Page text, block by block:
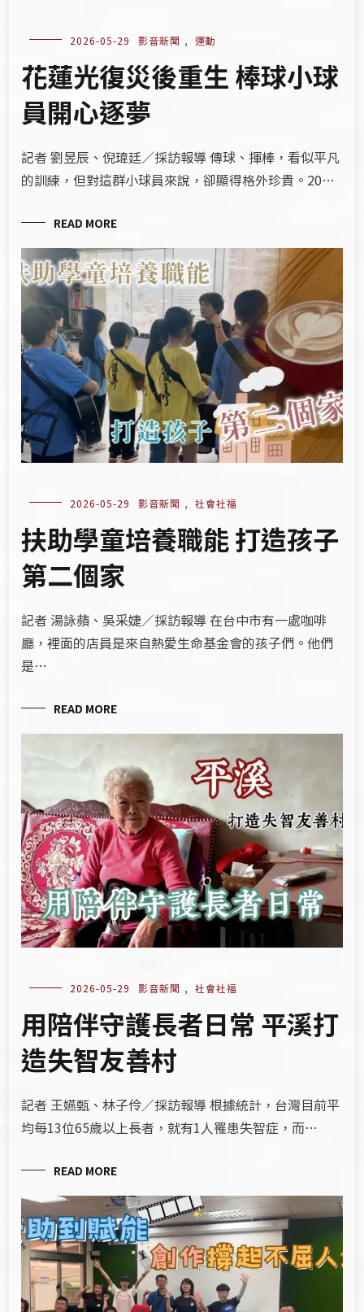
2026-05-29 影音新聞 , 運動
花蓮光復災後重生 棒球小球
員開心逐夢
記者 劉昱辰、倪瑋廷／採訪報導 傳球、揮棒，看似平凡
的訓練，但對這群小球員來說，卻顯得格外珍貴。20…
READ MORE
2026-05-29 影音新聞 , 社會社福
扶助學童培養職能 打造孩子
第二個家
記者 湯詠蘋、吳采婕／採訪報導 在台中市有一處咖啡
廳，裡面的店員是來自熱愛生命基金會的孩子們。他們
是…
READ MORE
2026-05-29 影音新聞 , 社會社福
用陪伴守護長者日常 平溪打
造失智友善村
記者 王嬿甄、林子伶／採訪報導 根據統計，台灣目前平
均每13位65歲以上長者，就有1人罹患失智症，而…
READ MORE